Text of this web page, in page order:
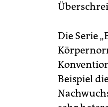
Die Serie
Beispiel